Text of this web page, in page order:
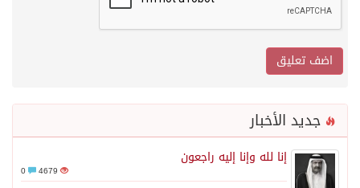
جديد الأخبار
إنا لله وإنا إليه راجعون
4679